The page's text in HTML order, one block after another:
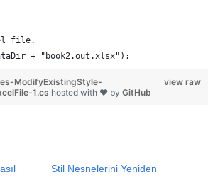
+ "book2.out.xlsx");
view raw
ModifyExistingStyle-
1.cs hosted with ❤ by GitHub
Stil Nesnelerini Yeniden